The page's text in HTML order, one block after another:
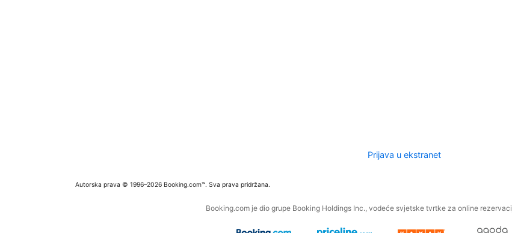
Prijava u ekstranet
Autorska prava © 1996–2026 Booking.com™. Sva prava pridržana.
Booking.com je dio grupe Booking Holdings Inc., vodeće svjetske tvrtke za online